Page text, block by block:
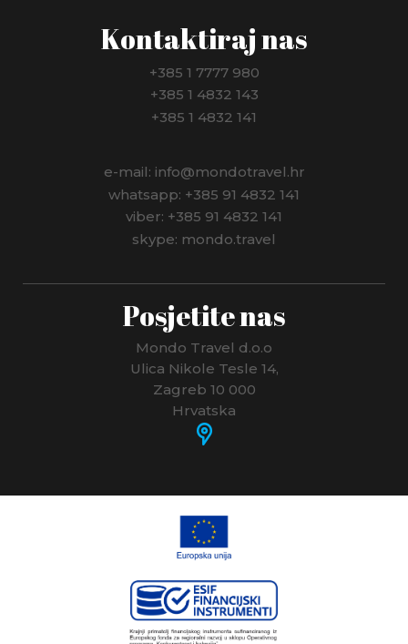
Kontaktiraj nas
+385 1 7777 980
+385 1 4832 143
+385 1 4832 141
e-mail: info@mondotravel.hr
whatsapp: +385 91 4832 141
viber: +385 91 4832 141
skype: mondo.travel
Posjetite nas
Mondo Travel d.o.o
Ulica Nikole Tesle 14,
Zagreb 10 000
Hrvatska